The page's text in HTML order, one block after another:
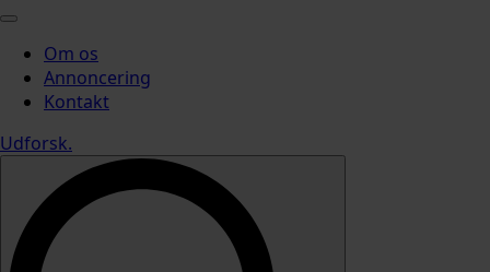
Om os
Annoncering
Kontakt
Udforsk.